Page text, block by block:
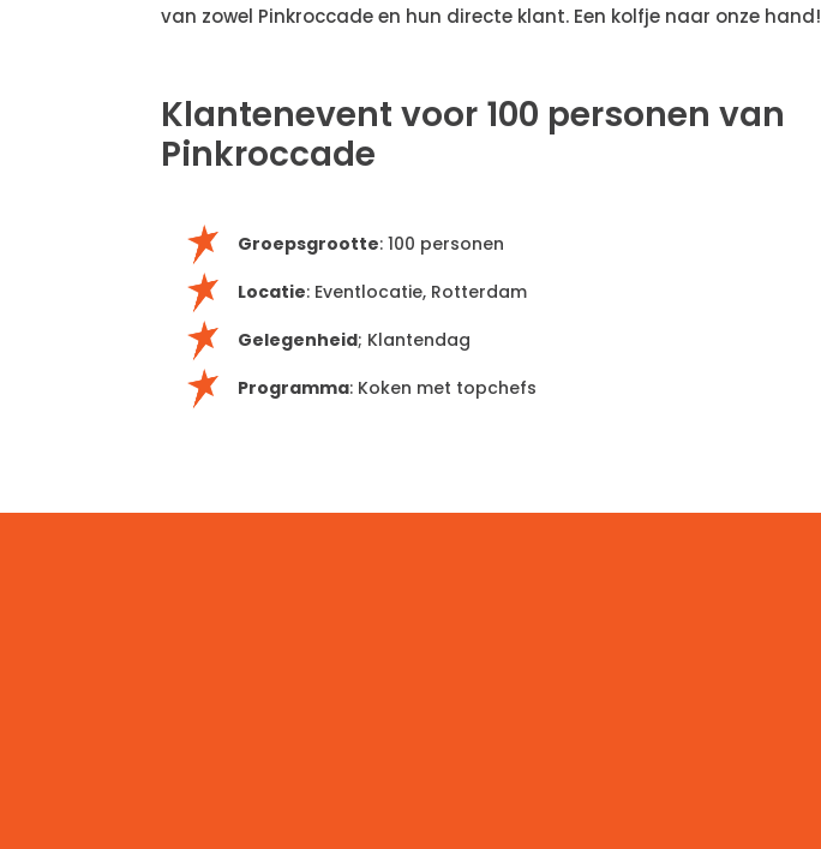
van zowel Pinkroccade en hun directe klant. Een kolfje naar onze hand!
Klantenevent voor 100 personen van
Pinkroccade
Groepsgrootte: 100 personen
Locatie: Eventlocatie, Rotterdam
Gelegenheid; Klantendag
Programma: Koken met topchefs